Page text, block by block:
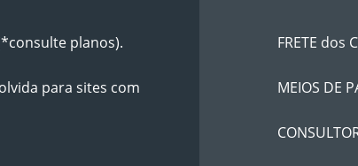
planos).
para sites com
FRETE
MEIOS DE